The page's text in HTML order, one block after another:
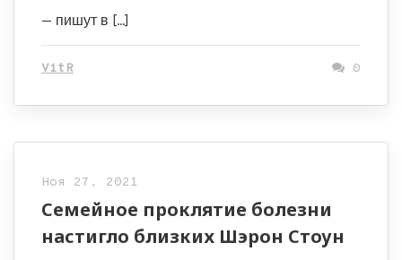
— пишут в […]
VitR 0
Ноя 27, 2021
Семейное проклятие болезни
настигло близких Шэрон Стоун